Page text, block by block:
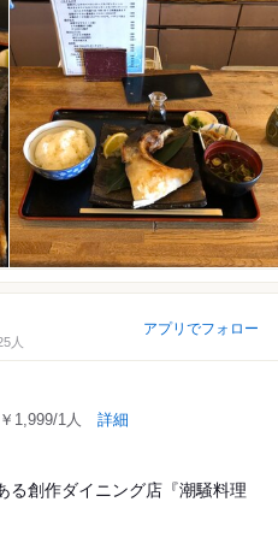
人
アプリでフォロー
1,999/1人 詳細
る創作ダイニング店『潮騒料理